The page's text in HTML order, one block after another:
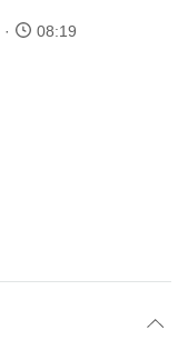
08:19